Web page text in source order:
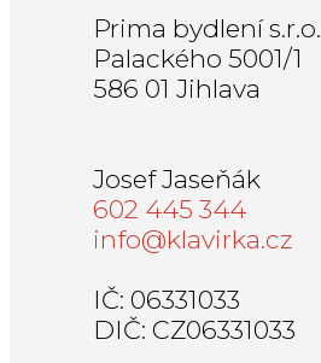
Prima bydlení s.r.o.
Palackého 5001/1
586 01 Jihlava
Josef Jaseňák
602 445 344
info@klavirka.cz
IČ: 06331033
DIČ: CZ06331033